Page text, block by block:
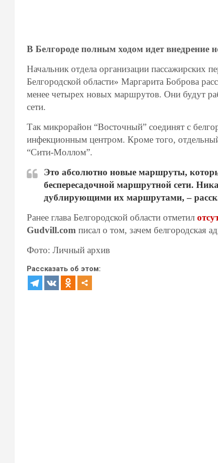
В Белгороде полным ходом идет внедрение
Начальник отдела организации пассажирских
Белгородской области» Маргарита Боброва
менее четырех новых маршрутов. Они будут
сети.
Так микрорайон “Восточный” соединят с
инфекционным центром. Кроме того,
“Сити-Моллом”.
Это абсолютно новые маршруты,
беспересадочной маршрутной сети.
дублирующими их маршрутами, –
Ранее глава Белгородской области отметил
Gudvill.com писал о том, зачем белгородская
Фото: Личный архив
Рассказать об этом: